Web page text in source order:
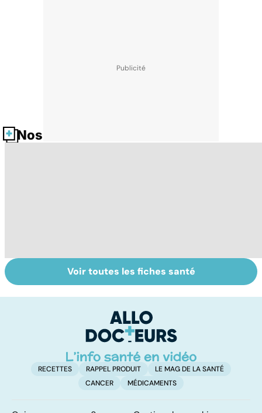
Nos fiches santé
Alimentation :
mangeons-nous
Les féculents, un
carburant
pour l'organisme
Voir toutes les fiches santé
RECETTES RAPPEL PRODUIT
LE MAG DE LA SANTÉ
CANCER
MÉDICAMENTS